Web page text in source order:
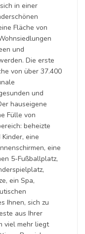
in einer
Fläche von
und
Die erste
von über 37.400
und
hauseigene
Fülle von
beheizte
eine
eine
5-Fußballplatz,
ein Spa,
Ihnen, sich zu
aus Ihrer
viel mehr liegt